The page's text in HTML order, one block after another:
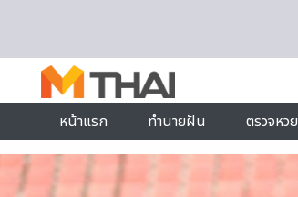
หน้าแรก
ทำนายฝัน ตรวจหวย